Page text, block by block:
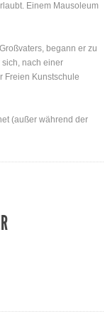
Einem Mausoleum
begann er zu
nach einer
Freien Kunstschule
(außer während der